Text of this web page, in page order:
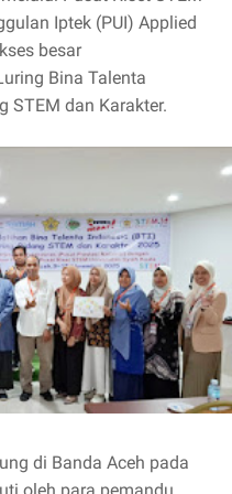
Iptek (PUI) Applied
besar
Bina Talenta
STEM dan Karakter.
di Banda Aceh pada